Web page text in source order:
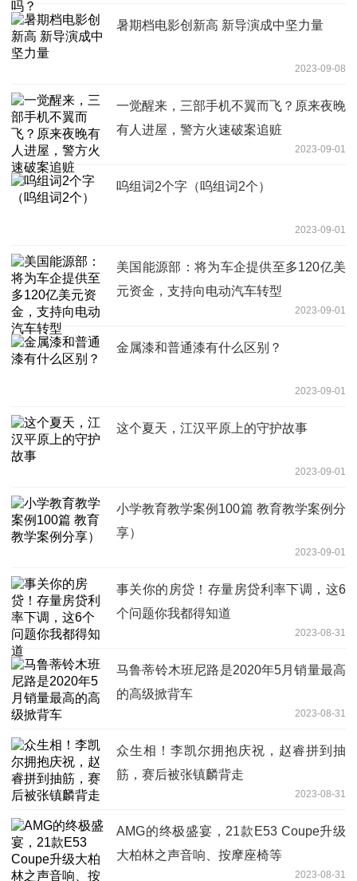
暑期档电影创新高 新导演成中坚力量
2023-09-08
一觉醒来，三部手机不翼而飞？原来夜晚
有人进屋，警方火速破案追赃
2023-09-01
呜组词2个字（呜组词2个）
2023-09-01
美国能源部：将为车企提供至多120亿美
元资金，支持向电动汽车转型
2023-09-01
金属漆和普通漆有什么区别？
2023-09-01
这个夏天，江汉平原上的守护故事
2023-09-01
小学教育教学案例100篇 教育教学案例分
享）
2023-09-01
事关你的房贷！存量房贷利率下调，这6
个问题你我都得知道
2023-08-31
马鲁蒂铃木班尼路是2020年5月销量最高
的高级掀背车
2023-08-31
众生相！李凯尔拥抱庆祝，赵睿拼到抽
筋，赛后被张镇麟背走
2023-08-31
AMG的终极盛宴，21款E53 Coupe升级
大柏林之声音响、按摩座椅等
2023-08-31